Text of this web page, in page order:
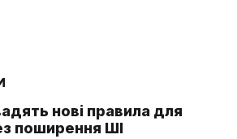
нові правила для
поширення ШІ